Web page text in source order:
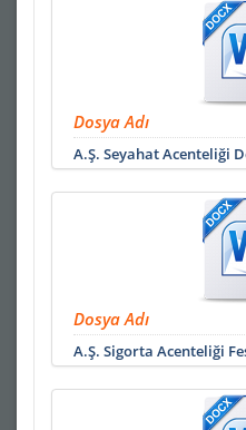
Dosya Adı
A.Ş. Seyahat Acenteliği
Dosya Adı
A.Ş. Sigorta Acenteliği